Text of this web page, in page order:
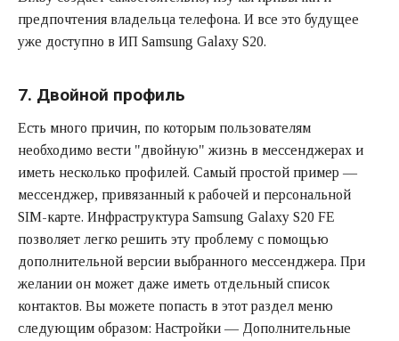
предпочтения владельца телефона. И все это будущее
уже доступно в ИП Samsung Galaxy S20.
7. Двойной профиль
Есть много причин, по которым пользователям
необходимо вести "двойную" жизнь в мессенджерах и
иметь несколько профилей. Самый простой пример —
мессенджер, привязанный к рабочей и персональной
SIM-карте. Инфраструктура Samsung Galaxy S20 FE
позволяет легко решить эту проблему с помощью
дополнительной версии выбранного мессенджера. При
желании он может даже иметь отдельный список
контактов. Вы можете попасть в этот раздел меню
следующим образом: Настройки — Дополнительные